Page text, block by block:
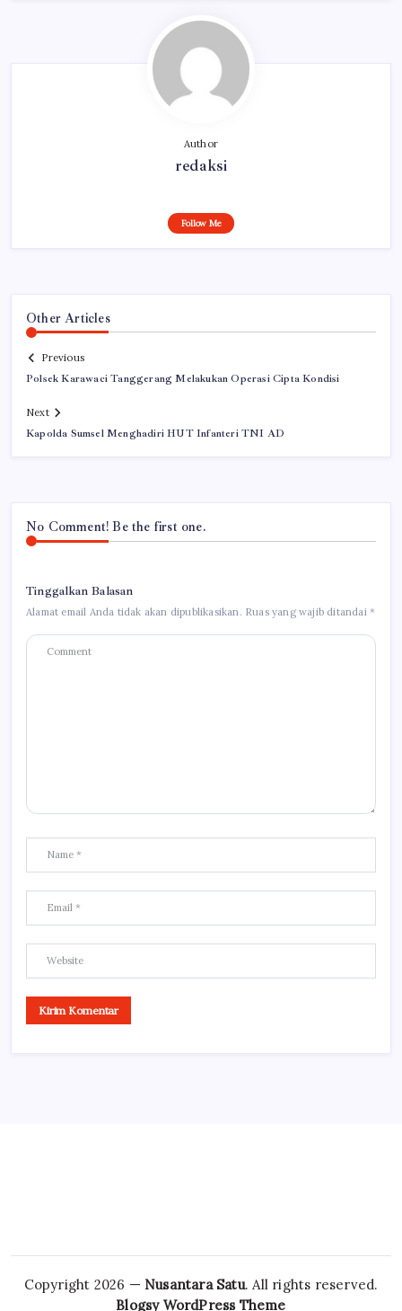
Author
redaksi
Follow Me
Other Articles
Previous
Polsek Karawaci Tanggerang Melakukan Operasi Cipta Kondisi
Next
Kapolda Sumsel Menghadiri HUT Infanteri TNI AD
No Comment! Be the first one.
Tinggalkan Balasan
Alamat email Anda tidak akan dipublikasikan. Ruas yang wajib ditandai*
Copyright 2026 — Nusantara Satu. All rights reserved.
Blogsy WordPress Theme